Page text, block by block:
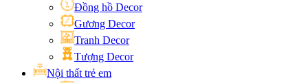
Đồng hồ Decor
Gương Decor
Tranh Decor
Tượng Decor
Nội thất trẻ em